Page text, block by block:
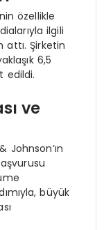
özellikle
ilgili
attı. Şirketin
6,5
edildi.
ve
Johnson’ın
büyük